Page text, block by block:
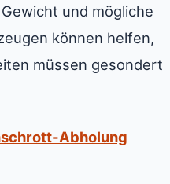
und mögliche
können helfen,
müssen gesondert
Abholung